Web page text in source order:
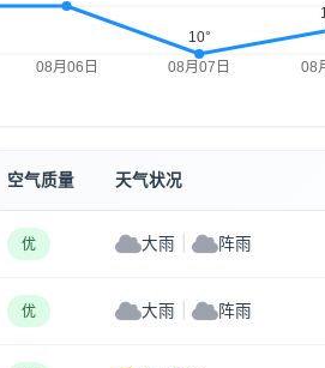
空气质量 天气状况
优 大雨 阵雨
优 大雨 阵雨